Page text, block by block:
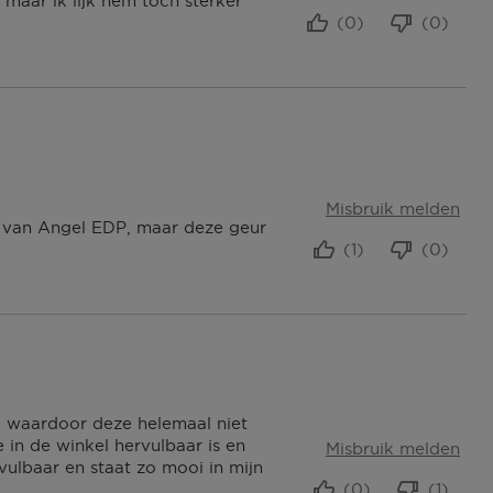
(0)
(0)
Angel EDP, maar deze geur
Misbruik melden
(0)
(1)
deze helemaal niet
de winkel hervulbaar is en
en staat zo mooi in mijn
Misbruik melden
(1)
(0)